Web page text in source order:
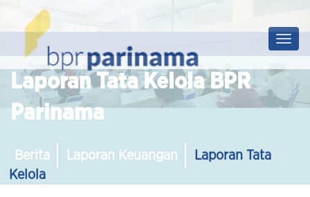
Prof
Laporan Tata Kelola BPR
Parinama
Berita Laporan Keuangan
Laporan Tata
Kelola